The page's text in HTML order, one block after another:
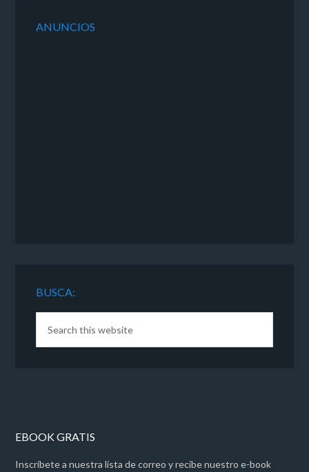
ANUNCIOS
BUSCA:
EBOOK GRATIS
Inscribete a nuestra lista de correo y recibe nuestro e-book